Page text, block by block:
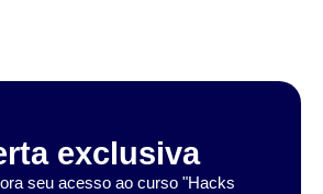
exclusiva
seu acesso ao curso "Hacks